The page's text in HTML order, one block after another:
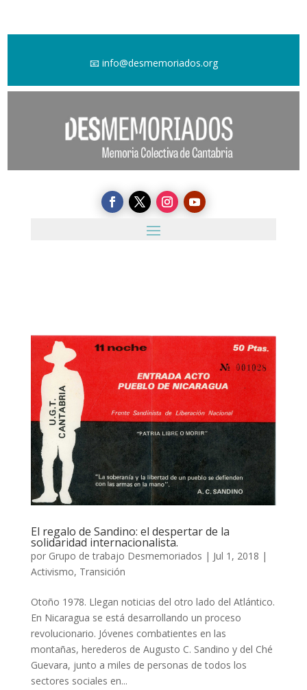
📧 info@desmemoriados.org
El regalo de Sandino: el despertar de la
solidaridad internacionalista.
por Grupo de trabajo Desmemoriados | Jul 1, 2018 |
Activismo, Transición
Otoño 1978. Llegan noticias del otro lado del Atlántico.
En Nicaragua se está desarrollando un proceso
revolucionario. Jóvenes combatientes en las
montañas, herederos de Augusto C. Sandino y del Ché
Guevara, junto a miles de personas de todos los
sectores sociales en...